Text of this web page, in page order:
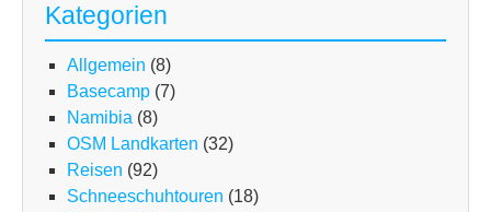
Kategorien
Allgemein (8)
Basecamp (7)
Namibia (8)
OSM Landkarten (32)
Reisen (92)
Schneeschuhtouren (18)